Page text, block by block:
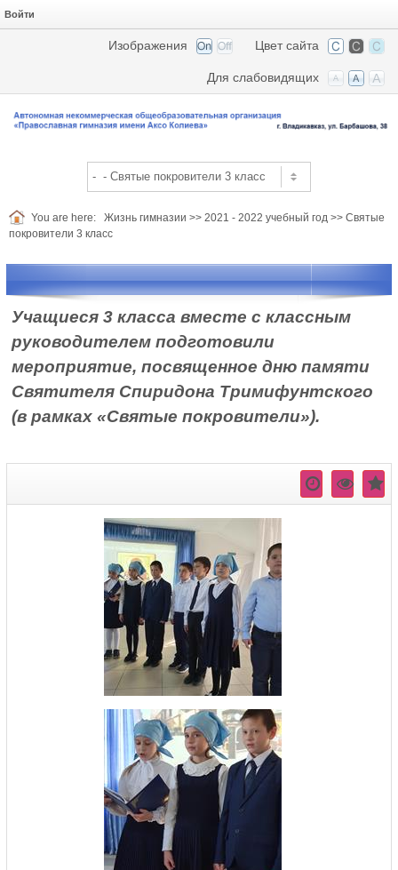
Войти
Цвет сайта
Изображения
Для слабовидящих
You are here: Жизнь гимназии >> 2021 - 2022 учебный год >> Святые
покровители 3 класс
Учащиеся 3 класса вместе с классным
руководителем подготовили
мероприятие, посвященное дню памяти
Святителя Спиридона Тримифунтского
(в рамках «Святые покровители»).